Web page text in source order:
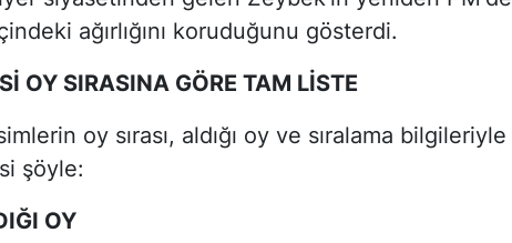
ağırlığını koruduğunu gösterdi.
OY SIRASINA GÖRE TAM LİSTE
oy sırası, aldığı oy ve sıralama bilgileriyle
şöyle:
OY